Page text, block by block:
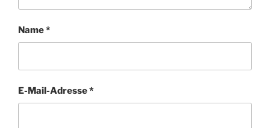
Name*
E-Mail-Adresse*